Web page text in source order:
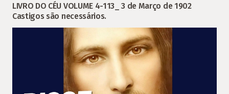
LIVRO DO CÉU VOLUME 4-113_ 3 de Março de 1902
Castigos são necessários.